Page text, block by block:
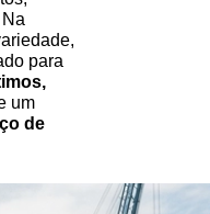
para
um
de